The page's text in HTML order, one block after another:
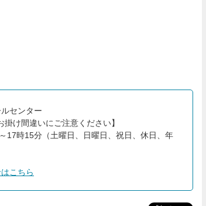
センター
け間違いにご注意ください】
17時15分（土曜日、日曜日、祝日、休日、年
こちら